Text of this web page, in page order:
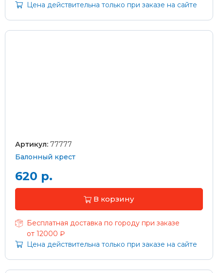
Цена действительна только при заказе на сайте
Артикул: 77777
Балонный крест
620 р.
В корзину
Бесплатная доставка по городу при заказе
от 12000 ₽
Цена действительна только при заказе на сайте